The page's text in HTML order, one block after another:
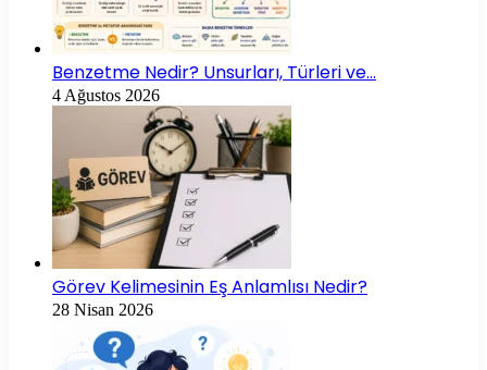
Benzetme Nedir? Unsurları, Türleri ve…
4 Ağustos 2026
Görev Kelimesinin Eş Anlamlısı Nedir?
28 Nisan 2026